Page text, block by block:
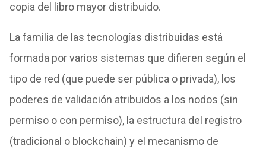
copia del libro mayor distribuido.
La familia de las tecnologías distribuidas está
formada por varios sistemas que difieren según el
tipo de red (que puede ser pública o privada), los
poderes de validación atribuidos a los nodos (sin
permiso o con permiso), la estructura del registro
(tradicional o blockchain) y el mecanismo de